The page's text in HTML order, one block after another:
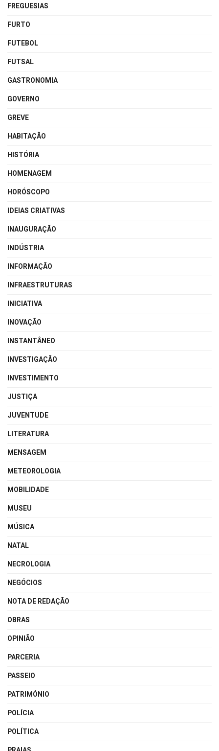
FREGUESIAS
FURTO
FUTEBOL
FUTSAL
GASTRONOMIA
GOVERNO
GREVE
HABITAÇÃO
HISTÓRIA
HOMENAGEM
HORÓSCOPO
IDEIAS CRIATIVAS
INAUGURAÇÃO
INDÚSTRIA
INFORMAÇÃO
INFRAESTRUTURAS
INICIATIVA
INOVAÇÃO
INSTANTÂNEO
INVESTIGAÇÃO
INVESTIMENTO
JUSTIÇA
JUVENTUDE
LITERATURA
MENSAGEM
METEOROLOGIA
MOBILIDADE
MUSEU
MÚSICA
NATAL
NECROLOGIA
NEGÓCIOS
NOTA DE REDAÇÃO
OBRAS
OPINIÃO
PARCERIA
PASSEIO
PATRIMÓNIO
POLÍCIA
POLÍTICA